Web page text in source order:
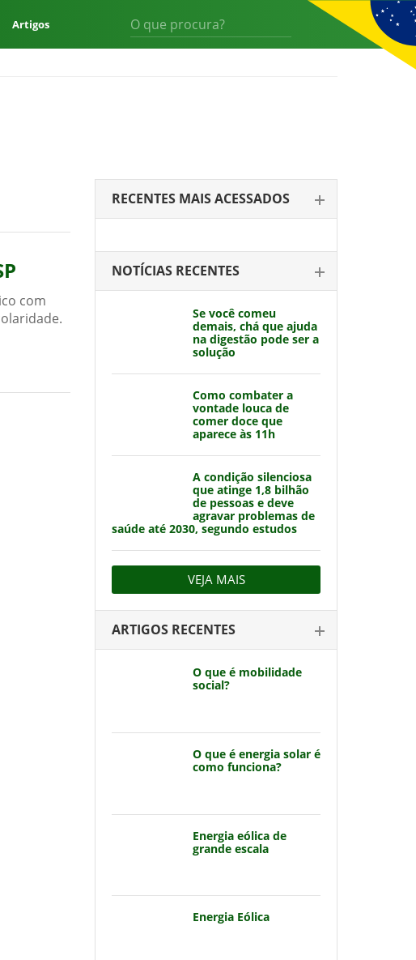
Artigos
com
RECENTES MAIS ACESSADOS
NOTÍCIAS RECENTES
Se você comeu
demais, chá que ajuda
na digestão pode ser a
solução
Como combater a
vontade louca de
comer doce que
aparece às 11h
A condição silenciosa
que atinge 1,8 bilhão
de pessoas e deve
agravar problemas de
saúde até 2030, segundo estudos
VEJA MAIS
ARTIGOS RECENTES
O que é mobilidade
social?
O que é energia solar é
como funciona?
Energia eólica de
grande escala
Energia Eólica